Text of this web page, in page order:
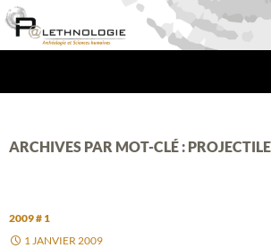
Aller
au
contenu
ARCHIVES PAR MOT-CLÉ : PROJECTILE
2009 # 1
1 JANVIER 2009